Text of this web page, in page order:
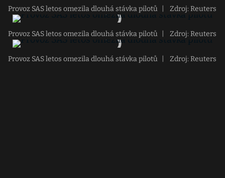
Provoz SAS letos omezila dlouhá stávka pilotů Zdroj: Reuters
Provoz SAS letos omezila dlouhá stávka pilotů Zdroj: Reuters
Provoz SAS letos omezila dlouhá stávka pilotů Zdroj: Reuters